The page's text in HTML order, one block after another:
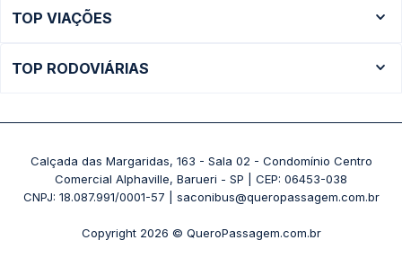
Ônibus São Paulo
TOP VIAÇÕES
Passagens Pássaro Marron
+ Viações
TOP RODOVIÁRIAS
Rodoviária Belo Horizonte - Gov. Israel Pinheiro (Tergip)
Rodoviária Curitiba
+ Rodoviárias
Calçada das Margaridas, 163 - Sala 02 - Condomínio Centro
Comercial Alphaville, Barueri - SP | CEP: 06453-038
CNPJ: 18.087.991/0001-57 | saconibus@queropassagem.com.br
Copyright 2026 © QueroPassagem.com.br